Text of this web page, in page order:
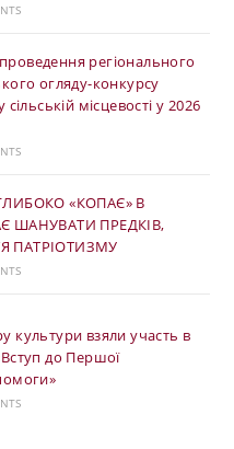
регіонального
огляду-конкурсу
місцевості у 2026
«КОПАЄ» В
ШАНУВАТИ ПРЕДКІВ,
ПАТРІОТИЗМУ
культури взяли участь в
до Першої